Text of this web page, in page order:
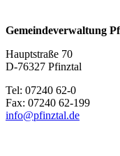
Gemeindeverwaltung
Hauptstraße 70
D-76327 Pfinztal
Tel: 07240 62-0
Fax: 07240 62-199
info@pfinztal.de